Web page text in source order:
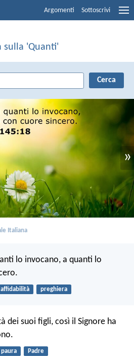
Argomenti Sottoscrivi
sulla 'Quanti'
»
Italiana
lo invocano, a quanti lo
affidabilità preghiera
dei suoi figli, così il Signore ha
paura Padre